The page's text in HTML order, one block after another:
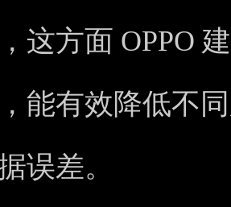
这方面 OPPO
能有效降低不
误差。